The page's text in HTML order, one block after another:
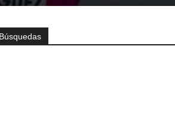
Búsquedas